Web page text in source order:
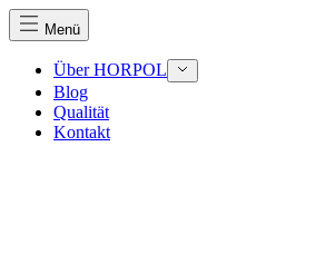
Menü
Über HORPOL
Blog
Qualität
Kontakt